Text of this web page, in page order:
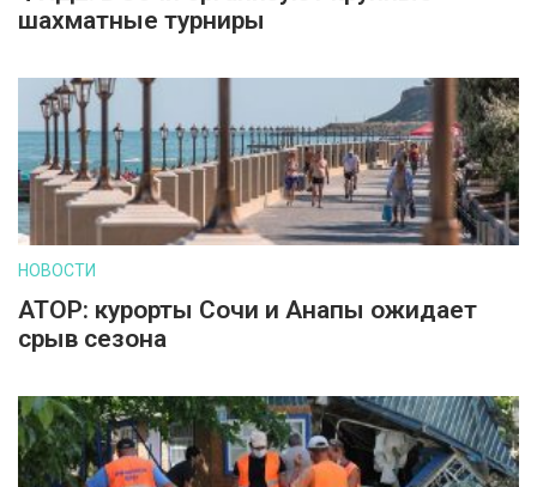
шахматные турниры
НОВОСТИ
АТОР: курорты Сочи и Анапы ожидает
срыв сезона